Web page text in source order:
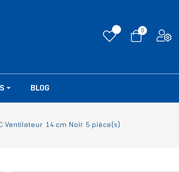
0
BLOG
Ventilateur 14 cm Noir 5 pièce(s)